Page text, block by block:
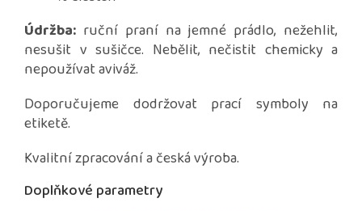
Údržba: ruční praní na jemné prádlo, nežehlit,
nesušit v sušičce. Nebělit, nečistit chemicky a
nepoužívat aviváž.
Doporučujeme dodržovat prací symboly na
etiketě.
Kvalitní zpracování a česká výroba.
Doplňkové parametry